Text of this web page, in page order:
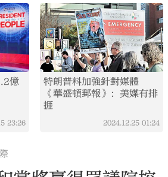
億
23:26
特朗普料加強針對媒體
《華盛頓郵報》：美媒有排
捱
2024.12.25 01:24